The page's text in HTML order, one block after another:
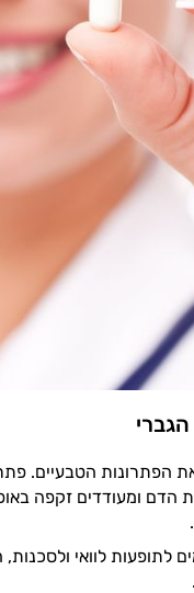
הפתרונות הטבעיים.
הדם ומעודדים זקפה
לוואי ולסכנות,